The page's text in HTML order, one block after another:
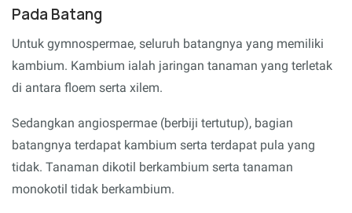
Pada Batang
Untuk gymnospermae, seluruh batangnya yang memiliki
kambium. Kambium ialah jaringan tanaman yang terletak
di antara floem serta xilem.
Sedangkan angiospermae (berbiji tertutup), bagian
batangnya terdapat kambium serta terdapat pula yang
tidak. Tanaman dikotil berkambium serta tanaman
monokotil tidak berkambium.